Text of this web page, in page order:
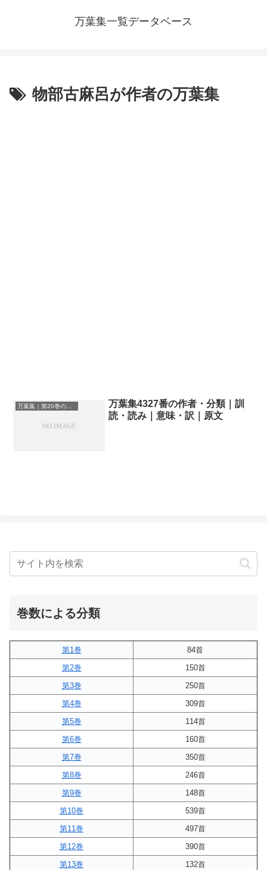
万葉集一覧データベース
物部古麻呂が作者の万葉集
万葉集｜第20巻の和歌一覧
万葉集4327番の作者・分類｜訓
読・読み｜意味・訳｜原文
巻数による分類
第1巻
84首
第2巻
150首
第3巻
250首
第4巻
309首
第5巻
114首
第6巻
160首
第7巻
350首
第8巻
246首
第9巻
148首
第10巻
539首
第11巻
497首
第12巻
390首
第13巻
132首